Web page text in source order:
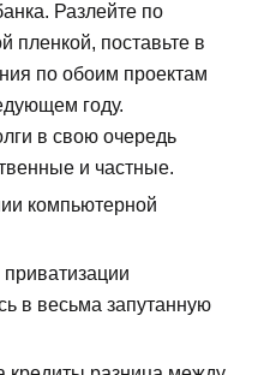
Разлейте по
поставьте в
по обоим проектам
году.
в свою очередь
и частные.
компьютерной
в весьма запутанную